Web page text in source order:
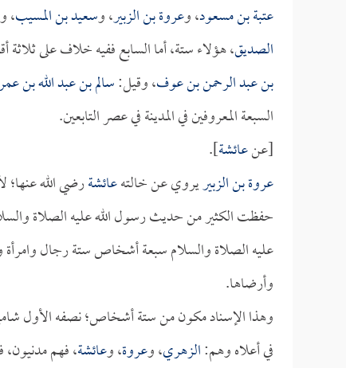
عتبة بن مسعود، وعروة بن الزبير، وسعيد بن المسيب، و
الصديق، هؤلاء ستة، أما السابع ففيه خلاف على
بن عبد الرحمن بن عوف، وقيل:سالم بن عبد الله بن
السبعة المعروفين في المدينة في عصر التابعين.
[عنعائشة].
عروة بن الزبيريروي عن خالتهعائشةرضي الله عنها؛
حفظت الكثير من حديث رسول الله عليه الصلاة
عليه الصلاة والسلام سبعة أشخاص ستة رجال وامرأة
وأرضاها.
وهذا الإسناد مكون من ستة أشخاص؛ نصفه الأول
في أعلاه وهم:الزهري، وعروة، وعائشة، فهم